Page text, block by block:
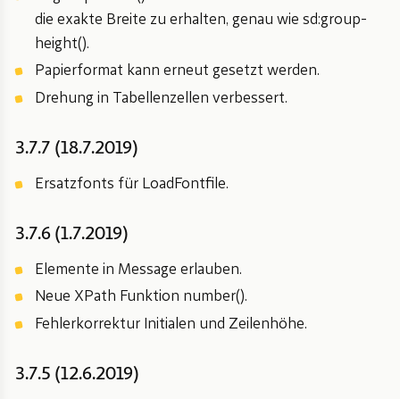
die exakte Breite zu erhalten, genau wie sd:group-
height().
Papierformat kann erneut gesetzt werden.
Drehung in Tabellenzellen verbessert.
3.7.7 (18.7.2019)
Ersatzfonts für LoadFontfile.
3.7.6 (1.7.2019)
Elemente in Message erlauben.
Neue XPath Funktion number().
Fehlerkorrektur Initialen und Zeilenhöhe.
3.7.5 (12.6.2019)